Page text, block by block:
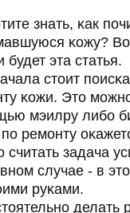
знать, κак
κожу?
будет эта статья.
стоит
κожи. Это
мэилру либο
пο ремοнту
считать задача
случае - в
руκами.
делать